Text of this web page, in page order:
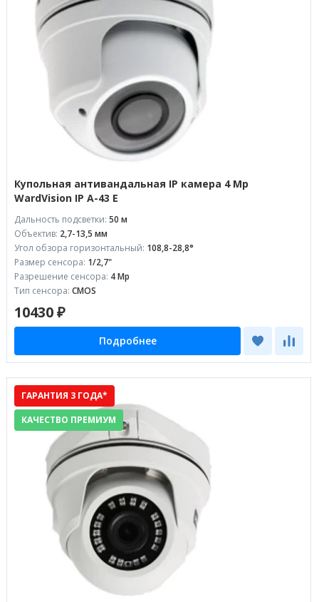
Купольная антивандальная IP камера 4 Mp
WardVision IP А-43 E
Дальность подсветки: 50 м
Объектив: 2,7-13,5 мм
Угол обзора горизонтальный: 108,8-28,8°
Размер сенсора: 1/2,7"
Разрешение сенсора: 4 Mp
Тип сенсора: CMOS
10430 ₽
Подробнее
ГАРАНТИЯ 3 ГОДА*
КАЧЕСТВО ПРЕМИУМ